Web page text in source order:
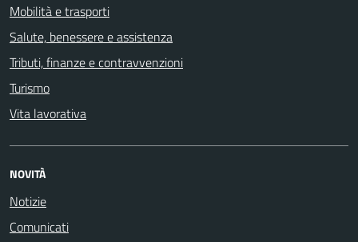
Mobilità e trasporti
Salute, benessere e assistenza
Tributi, finanze e contravvenzioni
Turismo
Vita lavorativa
NOVITÀ
Notizie
Comunicati